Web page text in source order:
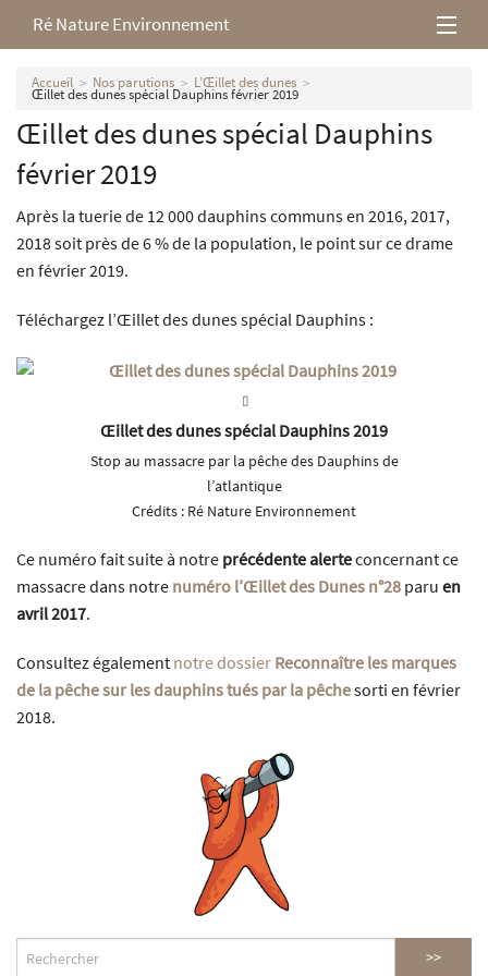
Ré Nature Environnement
L’association
Milieux rétais
Nos parutions
Accueil Nos parutions L’Œillet des dunes
Œillet des dunes spécial Dauphins février 2019
Œillet des dunes spécial Dauphins
février 2019
Après la tuerie de 12 000 dauphins communs en 2016, 2017,
2018 soit près de 6 % de la population, le point sur ce drame
en février 2019.
Téléchargez l’Œillet des dunes spécial Dauphins :
Œillet des dunes spécial Dauphins 2019
Stop au massacre par la pêche des Dauphins de
l’atlantique
Crédits : Ré Nature Environnement
Ce numéro fait suite à notre précédente alerteconcernant ce
massacre dans notre numéro l’Œillet des Dunes n°28 paru en
avril 2017.
Consultez également notre dossier Reconnaître les marques
de la pêche sur les dauphins tués par la pêchesorti en février
2018.